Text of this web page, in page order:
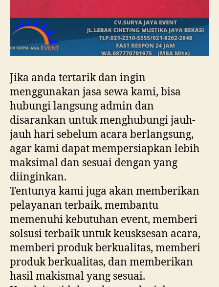
Jika anda tertarik dan ingin
menggunakan jasa sewa kami, bisa
hubungi langsung admin dan
disarankan untuk menghubungi jauh-
jauh hari sebelum acara berlangsung,
agar kami dapat mempersiapkan lebih
maksimal dan sesuai dengan yang
diinginkan.
Tentunya kami juga akan memberikan
pelayanan terbaik, membantu
memenuhi kebutuhan event, memberi
solsusi terbaik untuk keusksesan acara,
memberi produk berkualitas, memberi
produk berkualitas, dan memberikan
hasil makismal yang sesuai.